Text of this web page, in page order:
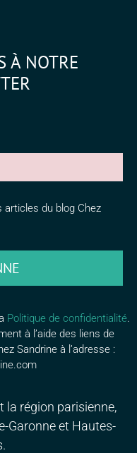
À NOTRE
du blog Chez
Politique de confidentialité.
à l’aide des liens de
Sandrine à l’adresse :
la région parisienne,
Garonne et Hautes-